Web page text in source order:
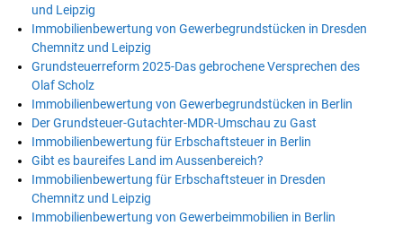
und Leipzig
Immobilienbewertung von Gewerbegrundstücken in Dresden
Chemnitz und Leipzig
Grundsteuerreform 2025-Das gebrochene Versprechen des
Olaf Scholz
Immobilienbewertung von Gewerbegrundstücken in Berlin
Der Grundsteuer-Gutachter-MDR-Umschau zu Gast
Immobilienbewertung für Erbschaftsteuer in Berlin
Gibt es baureifes Land im Aussenbereich?
Immobilienbewertung für Erbschaftsteuer in Dresden
Chemnitz und Leipzig
Immobilienbewertung von Gewerbeimmobilien in Berlin